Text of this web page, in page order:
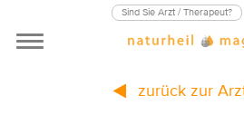
Sind Sie Arzt / Therapeut?
zurück zur